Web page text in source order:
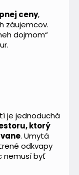
ceny,
záujemcov.
dojmom“
je jednoduchá
ktorý
. Umytá
odkvapy
nemusí byť